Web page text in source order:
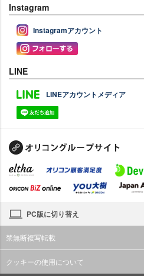
Instagram
Instagramアカウント
LINE
LINEアカウントメディア
PC版に切り替え
禁無断複写転載
クッキーの使用について